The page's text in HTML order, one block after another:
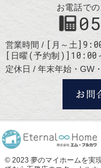
お電話で
営業時間
[月～土
[日曜(予約制)]10:00
定休日 年末年始・GW
© 2023 夢のマイホームを実現